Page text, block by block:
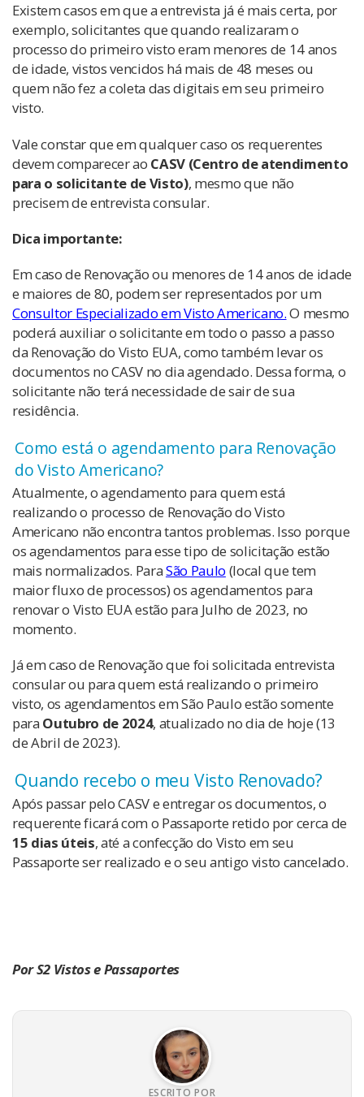
Existem casos em que a entrevista já é mais certa, por
exemplo, solicitantes que quando realizaram o
processo do primeiro visto eram menores de 14 anos
de idade, vistos vencidos há mais de 48 meses ou
quem não fez a coleta das digitais em seu primeiro
visto.
Vale constar que em qualquer caso os requerentes
devem comparecer ao CASV (Centro de atendimento
para o solicitante de Visto), mesmo que não
precisem de entrevista consular.
Dica importante:
Em caso de Renovação ou menores de 14 anos de idade
e maiores de 80, podem ser representados por um
Consultor Especializado em Visto Americano.O mesmo
poderá auxiliar o solicitante em todo o passo a passo
da Renovação do Visto EUA, como também levar os
documentos no CASV no dia agendado. Dessa forma, o
solicitante não terá necessidade de sair de sua
residência.
Como está o agendamento para Renovação
do Visto Americano?
Atualmente, o agendamento para quem está
realizando o processo de Renovação do Visto
Americano não encontra tantos problemas. Isso porque
os agendamentos para esse tipo de solicitação estão
mais normalizados. ParaSão Paulo (local que tem
maior fluxo de processos) os agendamentos para
renovar o Visto EUA estão para Julho de 2023, no
momento.
Já em caso de Renovação que foi solicitada entrevista
consular ou para quem está realizando o primeiro
visto, os agendamentos em São Paulo estão somente
para Outubro de 2024, atualizado no dia de hoje (13
de Abril de 2023).
Quando recebo o meu Visto Renovado?
Após passar pelo CASV e entregar os documentos, o
requerente ficará com o Passaporte retido por cerca de
15 dias úteis, até a confecção do Visto em seu
Passaporte ser realizado e o seu antigo visto cancelado.
Por S2 Vistos e Passaportes
ESCRITO POR